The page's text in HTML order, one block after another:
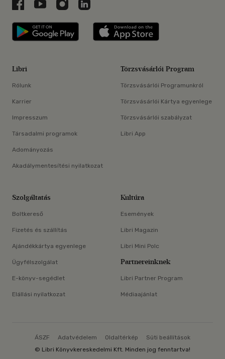
Libri a Facebookon
Libri a Youtube-on
Libri az Instagramon
Libri a LinkedInen
Libri applikáció Szerezd meg: Google
Libri
Rólunk
Karrier
Impresszum
Társadalmi programok
Adományozás
Akadálymentesítési nyilatkozat
Törzsvásárlói Program
Törzsvásárlói Programunkról
Törzsvásárlói Kártya egyenlege
Törzsvásárlói szabályzat
Libri App
Szolgáltatás
Boltkereső
Fizetés és szállítás
Ajándékkártya egyenlege
Ügyfélszolgálat
E-könyv-segédlet
Elállási nyilatkozat
Kultúra
Események
Libri Magazin
Libri Mini Polc
Partnereinknek
Libri Partner Program
Médiaajánlat
ÁSZF Adatvédelem Oldaltérkép
Süti beállítások
© Libri Könyvkereskedelmi Kft. Minden jog fenntartva!